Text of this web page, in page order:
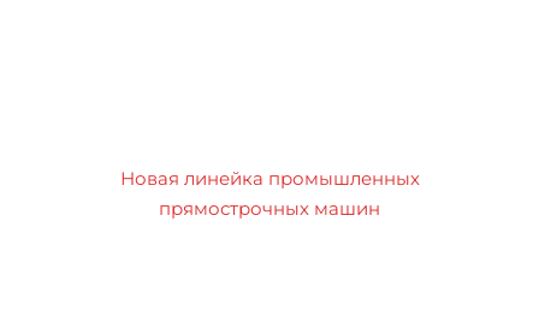
Новая линейка промышленных
прямострочных машин